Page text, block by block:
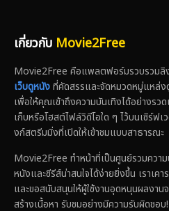
เกี่ยวกับ Movie2Free
Movie2Free คือแพลตฟอร์มรวบรวม
เว็บดูหนังที่คัดสรรและจัดหมวดหมู่แหล่ง
เพื่อให้คุณเข้าถึงความบันเทิงได้อย่างรวด
เก็บหรือโฮสต์ไฟล์วิดีโอใด ๆ ไว้บนเซิร์ฟ
งก์สตรีมมิ่งที่เปิดให้เข้าชมแบบสาธารณะ
Movie2Free ทำหน้าที่เป็นศูนย์รวมคว
หนังและซีรีส์น่าสนใจได้ง่ายยิ่งขึ้น เราเ
และขอสนับสนุนให้ผู้ใช้งานอุดหนุนผลงา
สร้างเนื้อหา รับชมอย่างมีความรับผิดชอบ!